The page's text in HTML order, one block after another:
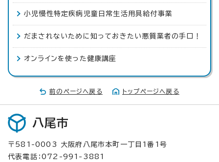
小児慢性特定疾病児童日常生活用具給付事業
だまされないために知っておきたい悪質業者の手口！
オンラインを使った健康講座
前のページへ戻る トップページへ戻る
八尾市
〒581-0003 大阪府八尾市本町一丁目1番1号
代表電話：072-991-3881